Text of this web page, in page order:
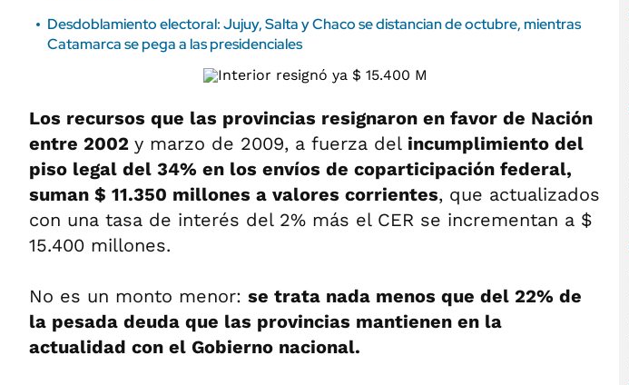
Desdoblamiento electoral: Jujuy, Salta y Chaco se distancian de octubre, mientras
Catamarca se pega a las presidenciales
Los recursos que las provincias resignaron en favor de Nación
entre 2002 y marzo de 2009, a fuerza del incumplimiento del
piso legal del 34% en los envíos de coparticipación federal,
suman $ 11.350 millones a valores corrientes, que actualizados
con una tasa de interés del 2% más el CER se incrementan a $
15.400 millones.
No es un monto menor: se trata nada menos que del 22% de
la pesada deuda que las provincias mantienen en la
actualidad con el Gobierno nacional.